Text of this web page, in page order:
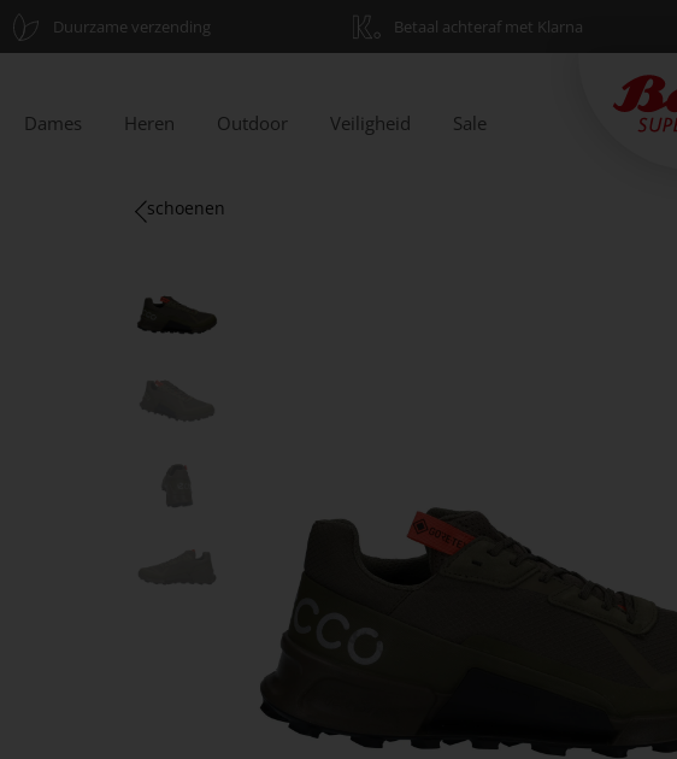
Duurzame verzending Betaal achteraf met Klarna
Dames Heren Outdoor Veiligheid Sale
schoenen